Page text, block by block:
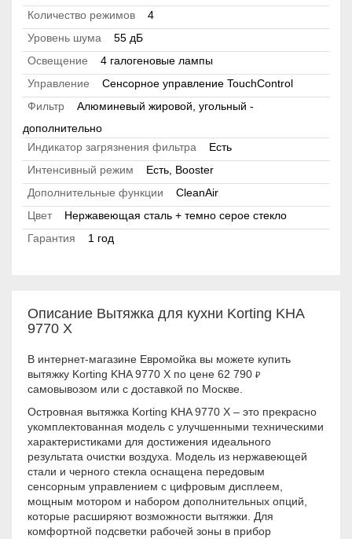
Количество режимов
4
Уровень шума
55 дБ
Освещение
4 галогеновые лампы
Управление
Сенсорное управление TouchControl
Фильтр
Алюминевый жировой, угольный -
дополнительно
Индикатор загрязнения фильтра
Есть
Интенсивный режим
Есть, Booster
Дополнительные функции
CleanAir
Цвет
Нержавеющая сталь + темно серое стекло
Гарантия
1 год
Описание Вытяжка для кухни Korting KHA
9770 X
В интернет-магазине Евромойка вы можете купить
вытяжку Korting KHA 9770 X по цене 62 790 ₽
самовывозом или с доставкой по Москве.
Островная вытяжка Korting KHA 9770 X – это прекрасно
укомплектованная модель с улучшенными техническими
характеристиками для достижения идеального
результата очистки воздуха. Модель из нержавеющей
стали и черного стекла оснащена передовым
сенсорным управлением с цифровым дисплеем,
мощным мотором и набором дополнительных опций,
которые расширяют возможности вытяжки. Для
комфортной подсветки рабочей зоны в прибор